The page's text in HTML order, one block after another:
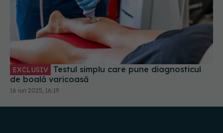
EXCLUSIV
de boală varicoasă
16 iun 2025, 16:19